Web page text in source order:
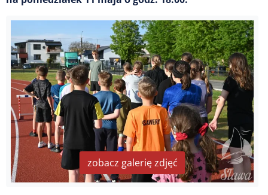
zobacz galerię zdjęć